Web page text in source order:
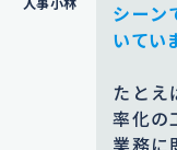
シーン
いてい
たとえ
率化の
業務に